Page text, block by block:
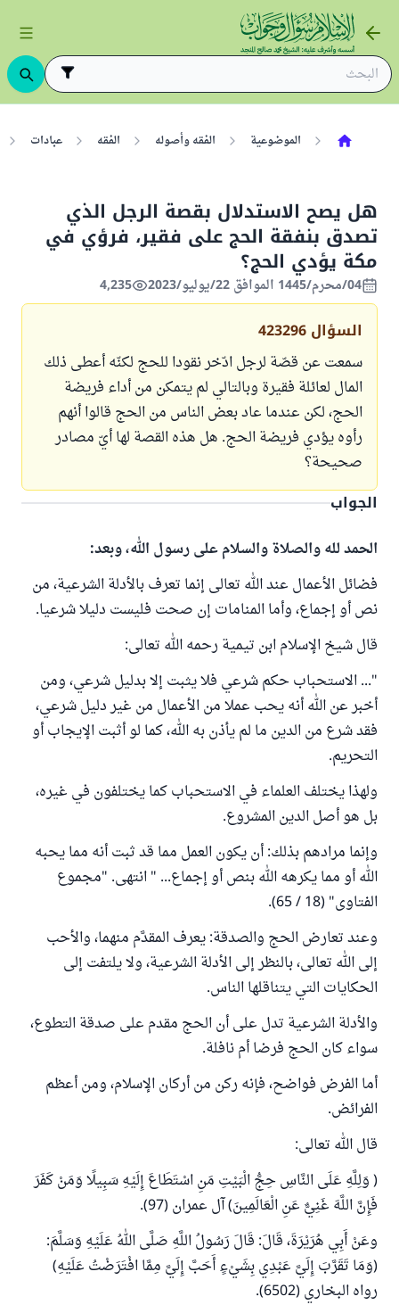
الموضوعية الفقه وأصوله الفقه عبادات
هل يصح الاستدلال بقصة الرجل الذي
تصدق بنفقة الحج على فقير، فرؤي في
مكة يؤدي الحج؟
04/محرم/1445 الموافق 22/يوليو/2023 4,235
السؤال 423296
سمعت عن قصّة لرجل ادّخر نقودا للحج لكنّه أعطى ذلك
المال لعائلة فقيرة وبالتالي لم يتمكن من أداء فريضة
الحج، لكن عندما عاد بعض الناس من الحج قالوا أنهم
رأوه يؤدي فريضة الحج. هل هذه القصة لها أيّ مصادر
صحيحة؟
الجواب
الحمد لله والصلاة والسلام على رسول الله، وبعد:
فضائل الأعمال عند الله تعالى إنما تعرف بالأدلة الشرعية، من
نص أو إجماع، وأما المنامات إن صحت فليست دليلا شرعيا.
قال شيخ الإسلام ابن تيمية رحمه الله تعالى:
"... الاستحباب حكم شرعي فلا يثبت إلا بدليل شرعي، ومن
أخبر عن الله أنه يحب عملا من الأعمال من غير دليل شرعي،
فقد شرع من الدين ما لم يأذن به الله، كما لو أثبت الإيجاب أو
التحريم.
ولهذا يختلف العلماء في الاستحباب كما يختلفون في غيره،
بل هو أصل الدين المشروع.
وإنما مرادهم بذلك: أن يكون العمل مما قد ثبت أنه مما يحبه
الله أو مما يكرهه الله بنص أو إجماع... " انتهى. "مجموع
الفتاوى" (18 / 65).
وعند تعارض الحج والصدقة: يعرف المقدَّم منهما، والأحب
إلى الله تعالى، بالنظر إلى الأدلة الشرعية، ولا يلتفت إلى
الحكايات التي يتناقلها الناس.
والأدلة الشرعية تدل على أن الحج مقدم على صدقة التطوع،
سواء كان الحج فرضا أم نافلة.
أما الفرض فواضح، فإنه ركن من أركان الإسلام، ومن أعظم
الفرائض.
قال الله تعالى:
( وَلِلَّهِ عَلَى النَّاسِ حِجُّ الْبَيْتِ مَنِ اسْتَطَاعَ إِلَيْهِ سَبِيلًا وَمَنْ كَفَرَ
فَإِنَّ اللَّهَ غَنِيٌّ عَنِ الْعَالَمِينَ) آل عمران (97).
وعَنْ أَبِي هُرَيْرَةَ، قَالَ: قَالَ رَسُولُ اللَّهِ صَلَّى اللهُ عَلَيْهِ وَسَلَّمَ:
(وَمَا تَقَرَّبَ إِلَيَّ عَبْدِي بِشَيْءٍ أَحَبَّ إِلَيَّ مِمَّا افْتَرَضْتُ عَلَيْهِ)
رواه البخاري (6502).